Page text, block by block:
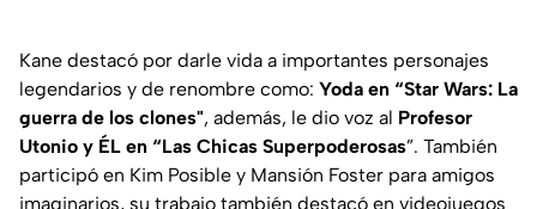
Kane destacó por darle vida a importantes personajes
legendarios y de renombre como: Yoda en “Star Wars: La
guerra de los clones", además, le dio voz al Profesor
Utonio y ÉL en “Las Chicas Superpoderosas”. También
participó en Kim Posible y Mansión Foster para amigos
imaginarios, su trabajo también destacó en videojuegos